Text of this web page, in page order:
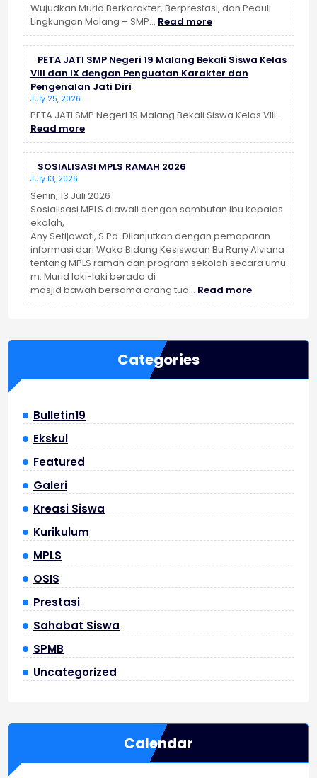
Wujudkan Murid Berkarakter, Berprestasi, dan Peduli
Lingkungan Malang – SMP… Read more:
MPLS
Ramah
SMP
Negeri
2026
Sukses
PETA JATI SMP Negeri 19 Malang Bekali Siswa Kelas
VIII dan IX dengan Penguatan Karakter dan
Pengenalan Jati Diri
July 25, 2026
PETA JATI SMP Negeri 19 Malang Bekali Siswa Kelas VIII…
Read more:
PETA
JATI
SMP
19
Malang
Siswa
Kelas
VIII
dan
IX
dengan
dan
Pengenalan
Diri
SOSIALISASI MPLS RAMAH 2026
July 13, 2026
Senin, 13 Juli 2026
Sosialisasi MPLS diawali dengan sambutan ibu kepalas
ekolah,
Any Setijowati, S.Pd. Dilanjutkan dengan pemaparan
informasi dari Waka Bidang Kesiswaan Bu Rany Alviana
tentang MPLS ramah dan program sekolah secara umu
m. Murid laki-laki berada di
masjid bawah bersama orang tua… Read more:
SOSIALISASI
2026
Categories
Bulletin19
Ekskul
Featured
Galeri
Kreasi Siswa
Kurikulum
MPLS
OSIS
Prestasi
Sahabat Siswa
SPMB
Uncategorized
Calendar